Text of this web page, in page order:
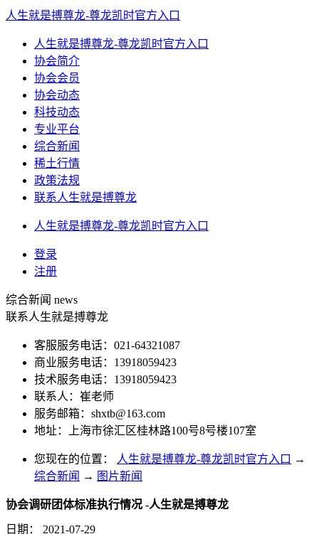
人生就是搏尊龙-尊龙凯时官方入口
人生就是搏尊龙-尊龙凯时官方入口
协会简介
协会会员
协会动态
科技动态
专业平台
综合新闻
稀土行情
政策法规
联系人生就是搏尊龙
人生就是搏尊龙-尊龙凯时官方入口
登录
注册
综合新闻 news
联系人生就是搏尊龙
客服服务电话：021-64321087
商业服务电话：13918059423
技术服务电话：13918059423
联系人：崔老师
服务邮箱： shxtb@163.com
地址：上海市徐汇区桂林路100号8号楼107室
您现在的位置： 人生就是搏尊龙-尊龙凯时官方入口 →
综合新闻 → 图片新闻
协会调研团体标准执行情况 -人生就是搏尊龙
日期：
2021-07-29